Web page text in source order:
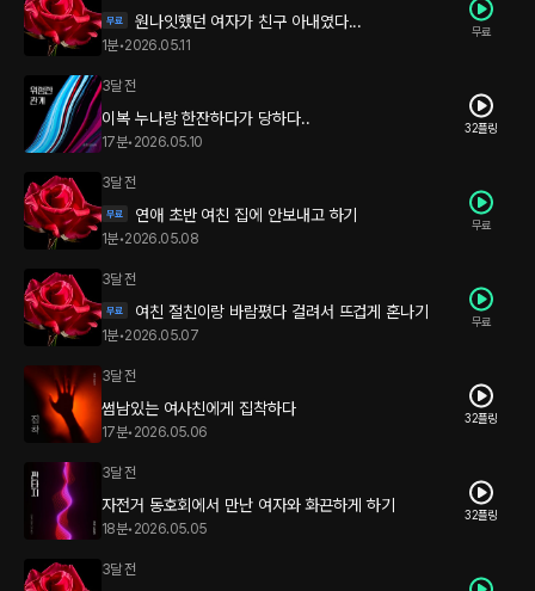
원나잇했던 여자가 친구 아내였다...
1분•2026.05.11
무료
3달 전
이복 누나랑 한잔하다가 당하다..
17분• 2026.05.10
32플링
3달 전
연애 초반 여친 집에 안보내고 하기
1분•2026.05.08
무료
3달 전
여친 절친이랑 바람폈다 걸려서 뜨겁게 혼나기
1분•2026.05.07
무료
3달 전
썸남있는 여사친에게 집착하다
17분• 2026.05.06
32플링
3달 전
자전거 동호회에서 만난 여자와 화끈하게 하기
18분• 2026.05.05
32플링
3달 전